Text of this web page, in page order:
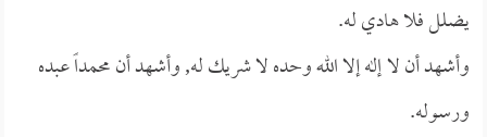
يضلل فلا هادي له.
وأشهد أن لا إله إلا الله وحده لا شريك له, وأشهد أن محمداً عبده
ورسوله.